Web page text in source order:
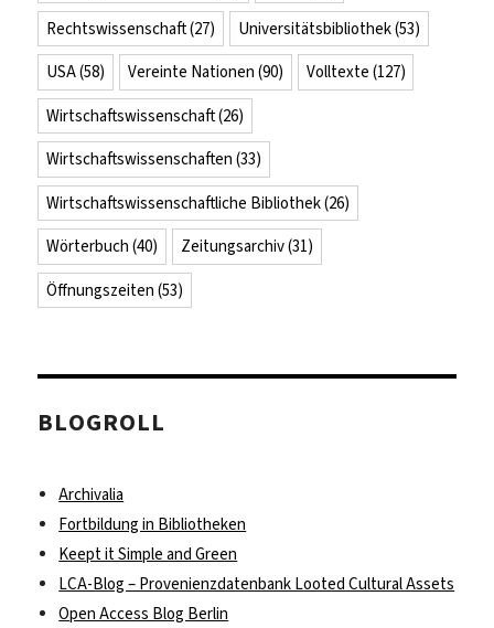
Rechtswissenschaft(27) Universitätsbibliothek(53)
USA(58) Vereinte Nationen (90) Volltexte (127)
Wirtschaftswissenschaft(26)
Wirtschaftswissenschaften (33)
Wirtschaftswissenschaftliche Bibliothek(26)
Wörterbuch (40) Zeitungsarchiv(31)
Öffnungszeiten (53)
BLOGROLL
Archivalia
Fortbildung in Bibliotheken
Keept it Simple and Green
LCA-Blog – Provenienzdatenbank Looted Cultural Assets
Open Access Blog Berlin